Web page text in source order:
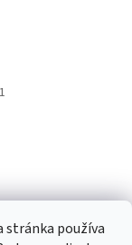
stránka používa